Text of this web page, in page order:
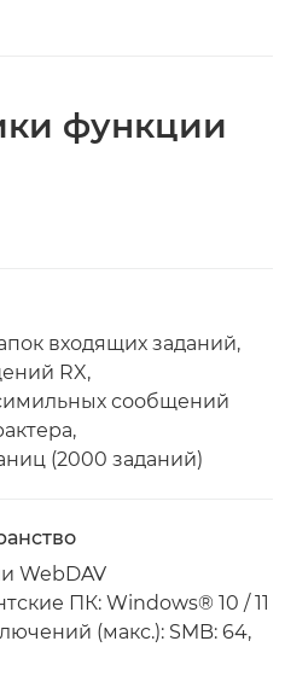
функции
входящих заданий,
RX,
сообщений
(2000 заданий)
WebDAV
ПК: Windows® 10 / 11
(макс.): SMB: 64,